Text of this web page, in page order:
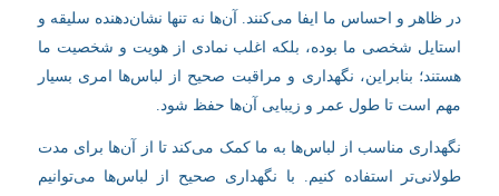
در ظاهر و احساس ما ایفا می‌کنند. آن‌ها نه تنها نشان‌دهنده سلیقه و
استایل شخصی ما بوده، بلکه اغلب نمادی از هویت و شخصیت ما
هستند؛ بنابراین، نگهداری و مراقبت صحیح از لباس‌ها امری بسیار
مهم است تا طول عمر و زیبایی آن‌ها حفظ شود.
نگهداری مناسب از لباس‌ها به ما کمک می‌کند تا از آن‌ها برای مدت
طولانی‌تر استفاده کنیم. با نگهداری صحیح از لباس‌ها می‌توانیم